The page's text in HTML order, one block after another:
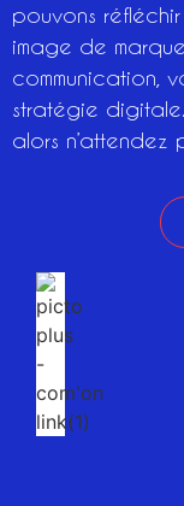
pouvons
image de
communication,
stratégie
alors n’attendez